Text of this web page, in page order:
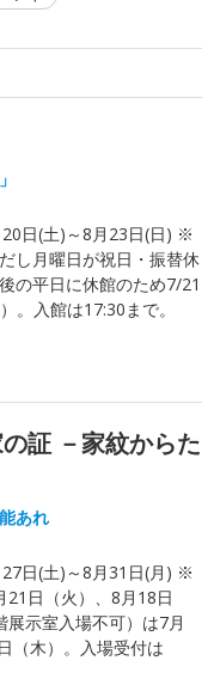
日(土)～8月23日(日) ※
し月曜日が祝日・振替休
の平日に休館のため7/21
。入館は17:30まで。
証 －家紋からた
あれ
日(土)～8月31日(月) ※
21日（火）、8月18日
展示室入場不可）は7月
（木）。入場受付は